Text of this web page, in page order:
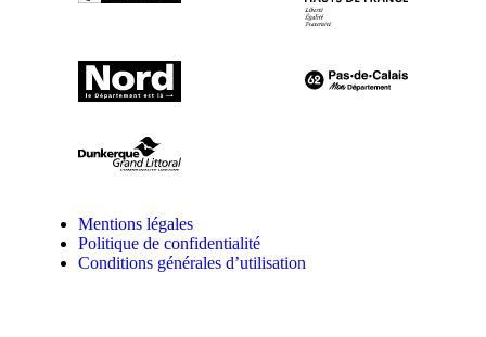
Mentions légales
Politique de confidentialité
Conditions générales d’utilisation